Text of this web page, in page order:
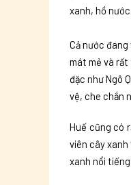
xanh, hồ nước
Cả nước
mát mẻ và
đặc như Ngô
vệ, che chắn
Huế cũng có
viên cây
xanh nổi